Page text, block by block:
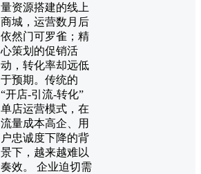
量资源搭建的线上
商城，运营数月后
依然门可罗雀；精
心策划的促销活
动，转化率却远低
于预期。传统的
“开店-引流-转化”
单店运营模式，在
流量成本高企、用
户忠诚度下降的背
景下，越来越难以
奏效。 企业迫切需